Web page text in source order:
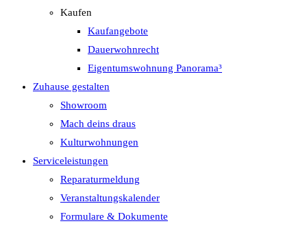
Kaufen
Kaufangebote
Dauerwohnrecht
Eigentumswohnung Panorama³
Zuhause gestalten
Showroom
Mach deins draus
Kulturwohnungen
Serviceleistungen
Reparaturmeldung
Veranstaltungskalender
Formulare & Dokumente